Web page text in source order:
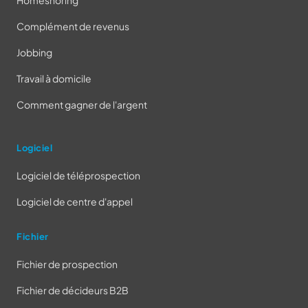
Complément de revenus
Jobbing
Travail à domicile
Comment gagner de l'argent
Logiciel
Logiciel de téléprospection
Logiciel de centre d'appel
Fichier
Fichier de prospection
Fichier de décideurs B2B